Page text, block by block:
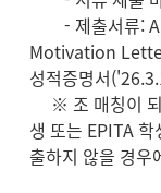
- 제출서류:
Motivation
성적증명서
※ 조 매칭이 되
생 또는 EPITA
출하지 않을 경우